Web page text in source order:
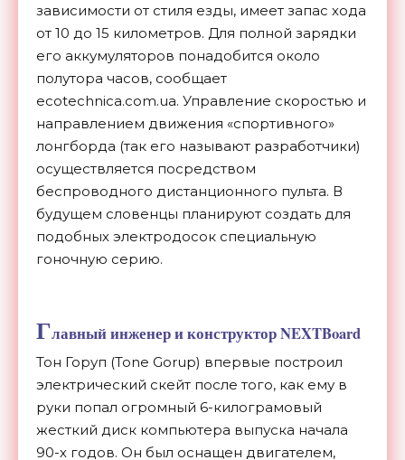
зависимости от стиля езды, имеет запас хода
от 10 до 15 километров. Для полной зарядки
его аккумуляторов понадобится около
полутора часов, сообщает
ecotechnica.com.ua. Управление скоростью и
направлением движения «спортивного»
лонгборда (так его называют разработчики)
осуществляется посредством
беспроводного дистанционного пульта. В
будущем словенцы планируют создать для
подобных электродосок специальную
гоночную серию.
Главный инженер и конструктор NEXTBoard
Тон Горуп (Tone Gorup) впервые построил
электрический скейт после того, как ему в
руки попал огромный 6-килограмовый
жесткий диск компьютера выпуска начала
90-х годов. Он был оснащен двигателем,